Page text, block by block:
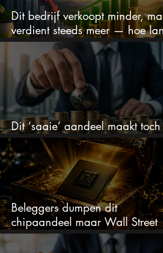
Dit bedrijf verkoopt minder,
verdient steeds meer — hoe
kan dit sprookje doorgaan?
Dit ‘saaie’ aandeel maakt toch
bizar veel winst
Beleggers dumpen dit
chipaandeel maar Wall Street
ziet een zeldzame koopkans